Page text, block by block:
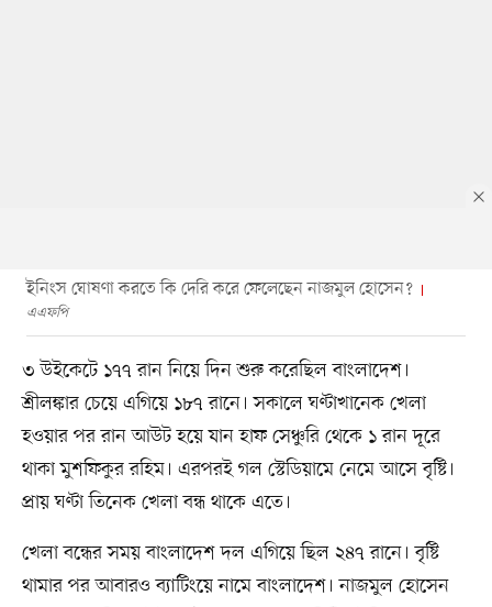
ইনিংস ঘোষণা করতে কি দেরি করে ফেলেছেন নাজমুল হোসেন?
এএফপি
৩ উইকেটে ১৭৭ রান নিয়ে দিন শুরু করেছিল বাংলাদেশ।
শ্রীলঙ্কার চেয়ে এগিয়ে ১৮৭ রানে। সকালে ঘণ্টাখানেক খেলা
হওয়ার পর রান আউট হয়ে যান হাফ সেঞ্চুরি থেকে ১ রান দূরে
থাকা মুশফিকুর রহিম। এরপরই গল স্টেডিয়ামে নেমে আসে বৃষ্টি।
প্রায় ঘণ্টা তিনেক খেলা বন্ধ থাকে এতে।
খেলা বন্ধের সময় বাংলাদেশ দল এগিয়ে ছিল ২৪৭ রানে। বৃষ্টি
থামার পর আবারও ব্যাটিংয়ে নামে বাংলাদেশ। নাজমুল হোসেন